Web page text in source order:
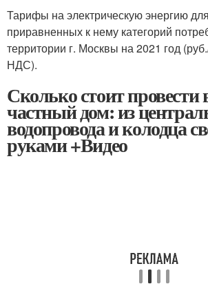
Тарифы на электрическую энергию
приравненных к нему категорий
территории г. Москвы на 2021 год
НДС).
Сколько стоит провести
частный дом: из
водопровода и колодца
руками +Видео